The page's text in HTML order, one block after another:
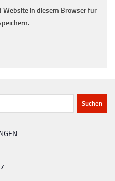
Website in diesem Browser für